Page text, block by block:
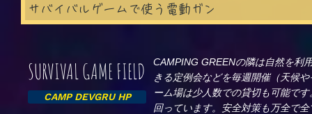
サバイバルゲームで使う電動ガン
​SURVIVAL GAME FIELD
CAMP DEVGRU HP
CAMPING GREENの隣は自然を利
きる定例会などを毎週開催（天候
ーム場は少人数での貸切も可能で
回っています。安全対策も万全で